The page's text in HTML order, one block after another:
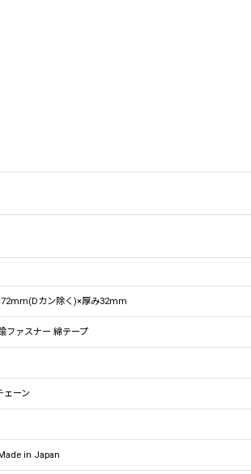
カン除く)×厚み32mm
ファスナー 綿テープ
ェーン
in Japan